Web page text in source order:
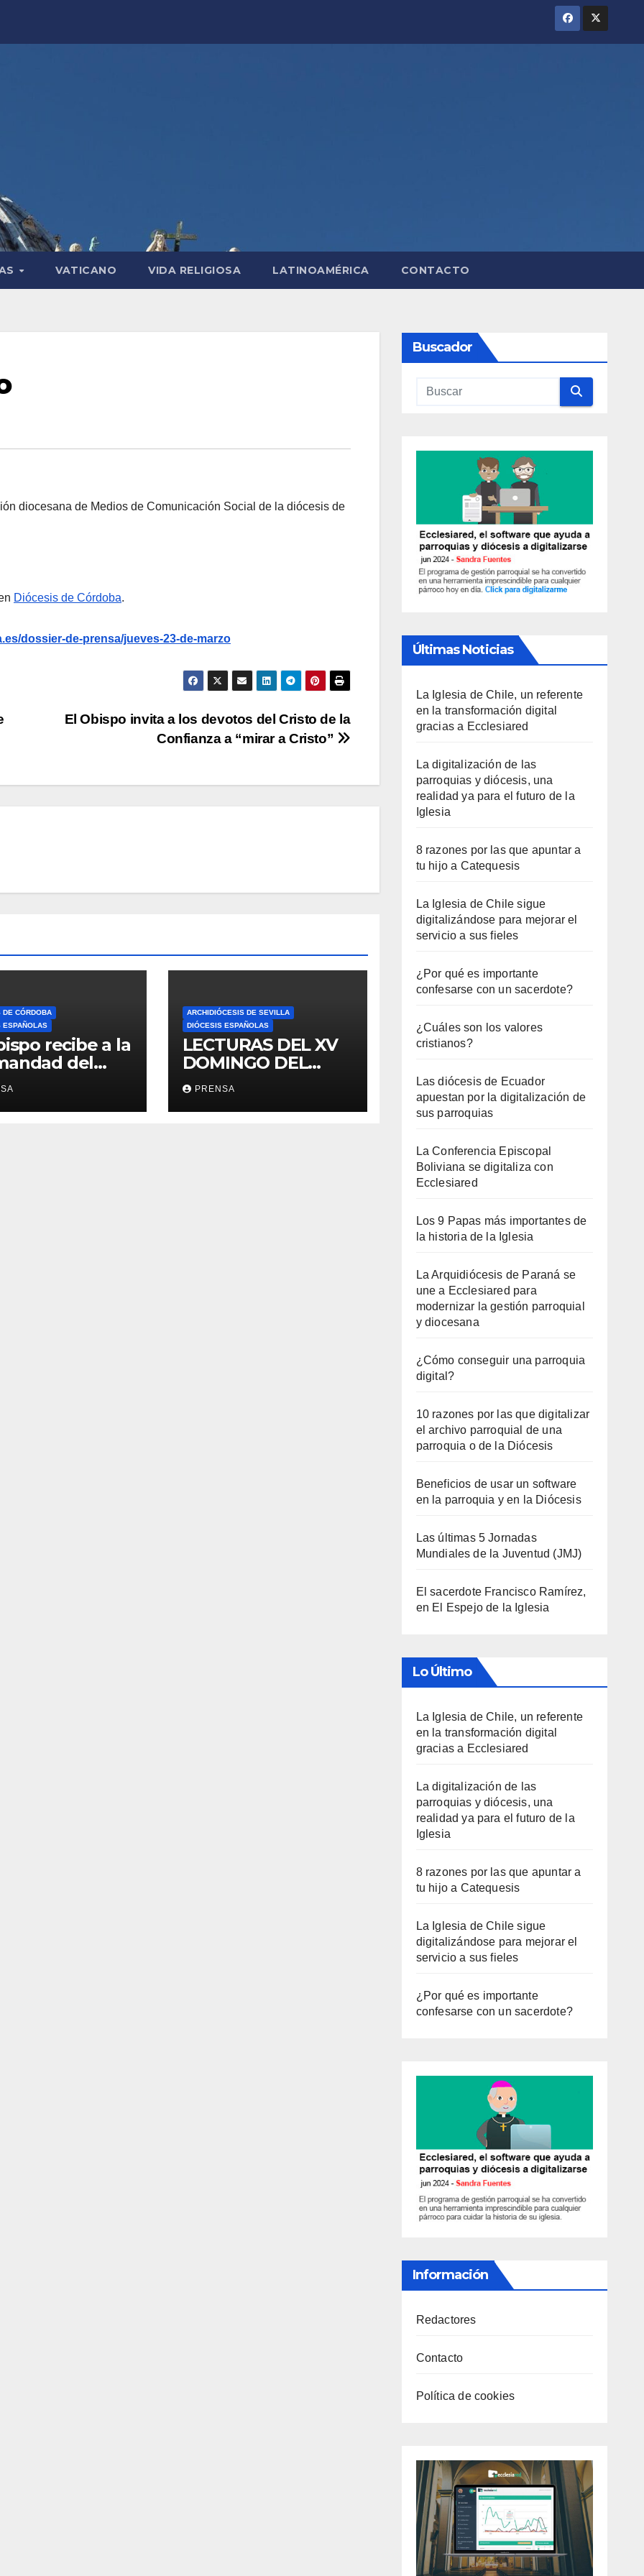
VATICANO VIDA RELIGIOSA LATINOAMÉRICA CONTACTO
diocesana de Medios de Comunicación Social de la diócesis de
Diócesis de Córdoba.
dossier-de-prensa/jueves-23-de-marzo
El Obispo invita a los devotos del Cristo de la
Confianza a “mirar a Cristo”
DE CÓRDOBA
ESPAÑOLAS
recibe a la
del
ARCHIDIÓCESIS DE SEVILLA
DIÓCESIS ESPAÑOLAS
LECTURAS DEL XV
DOMINGO DEL
TIEMPO
ORDINARIO (A)
PRENSA
Buscador
Últimas Noticias
La Iglesia de Chile, un referente
en la transformación digital
gracias a Ecclesiared
La digitalización de las
parroquias y diócesis, una
realidad ya para el futuro de la
Iglesia
8 razones por las que apuntar a
tu hijo a Catequesis
La Iglesia de Chile sigue
digitalizándose para mejorar el
servicio a sus fieles
¿Por qué es importante
confesarse con un sacerdote?
¿Cuáles son los valores
cristianos?
Las diócesis de Ecuador
apuestan por la digitalización de
sus parroquias
La Conferencia Episcopal
Boliviana se digitaliza con
Ecclesiared
Los 9 Papas más importantes de
la historia de la Iglesia
La Arquidiócesis de Paraná se
une a Ecclesiared para
modernizar la gestión parroquial
y diocesana
¿Cómo conseguir una parroquia
digital?
10 razones por las que digitalizar
el archivo parroquial de una
parroquia o de la Diócesis
Beneficios de usar un software
en la parroquia y en la Diócesis
Las últimas 5 Jornadas
Mundiales de la Juventud (JMJ)
El sacerdote Francisco Ramírez,
en El Espejo de la Iglesia
Lo Último
La Iglesia de Chile, un referente
en la transformación digital
gracias a Ecclesiared
La digitalización de las
parroquias y diócesis, una
realidad ya para el futuro de la
Iglesia
8 razones por las que apuntar a
tu hijo a Catequesis
La Iglesia de Chile sigue
digitalizándose para mejorar el
servicio a sus fieles
¿Por qué es importante
confesarse con un sacerdote?
Información
Redactores
Contacto
Política de cookies